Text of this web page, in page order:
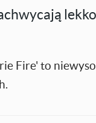
Fire' to